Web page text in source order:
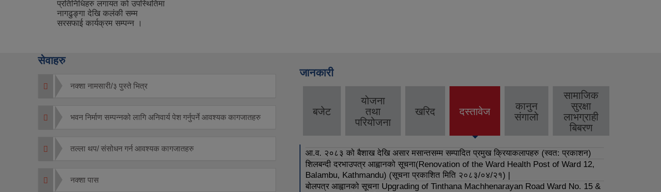
सेवाहरु
नक्शा नामसारी/३ पुस्ते भित्र
भवन निर्माण सम्पन्नको लागि अनिवार्य पेश गर्नुपर्ने आवश्यक कागजातहरु
तल्ला थप/ संसोधन गर्न आवश्यक कागजातहरु
नक्शा पास
जानकारी
बजेट
योजना
तथा
परियोजना
खरिद दस्तावेज
(active
कानुन
संगालो
सामाजिक
सुरक्षा
लाभग्राही
बिबरण
आ.व. २०८३ को बैशाख देखि असार मसान्तसम्म सम्पादित प्रमुख क्रियाकलापहरु (स्वत: प्रकाशन)
शिलबन्दी दरभाउपत्र आह्वानको सूचना(Renovation of the Ward Health Post of Ward 12,
Balambu, Kathmandu) (सूचना प्रकाशित मिति २०८३/०४/२१) |
बोलपत्र आह्वानको सूचना Upgrading of Tinthana Machhenarayan Road Ward No. 15 &